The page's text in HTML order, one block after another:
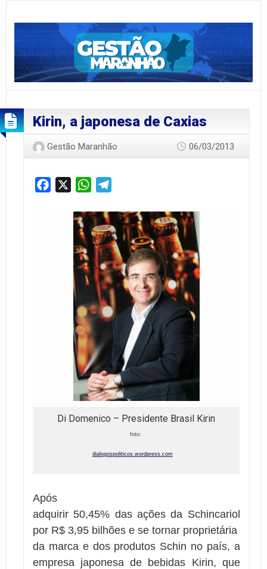
Kirin, a japonesa de Caxias
Gestão Maranhão 06/03/2013
Facebook WhatsApp
Di Domenico – Presidente Brasil Kirin
foto:
dialogospoliticos.wordpress.com
Após
adquirir 50,45% das ações da Schincariol
por R$ 3,95 bilhões e se tornar proprietária
da marca e dos produtos Schin no país, a
empresa japonesa de bebidas Kirin, que